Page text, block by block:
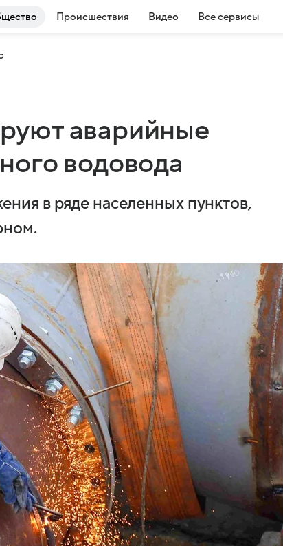
Происшествия Видео Все сервисы
аварийные
водовода
в ряде населенных пунктов,